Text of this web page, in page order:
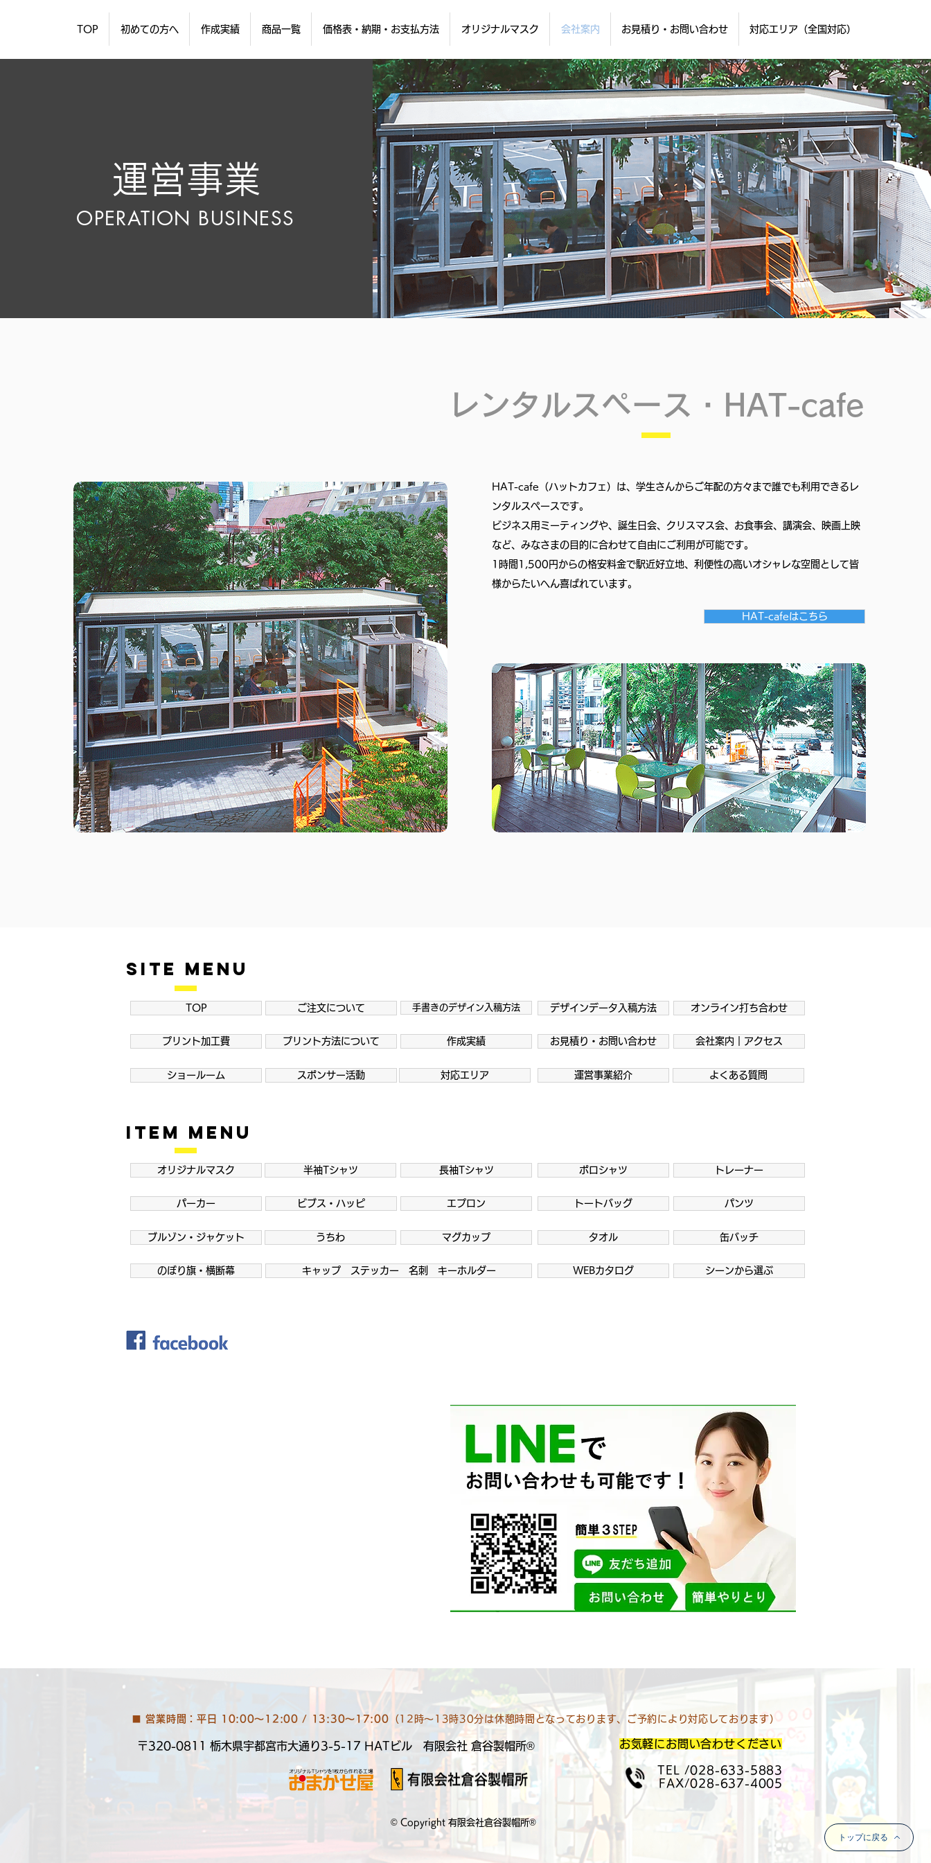
TOP 初めての方へ 作成実績 商品一覧 価格表・納期・お支払方法 オリジナルマスク 会社案内 お見積り・お問い合わせ 対応エリア（全国対応）
運営事業
OPERATION BUSINESS
レンタルスペース・HAT-cafe
HAT-cafe（ハットカフェ）は、学生さんからご年配の方々まで誰でも利用できるレ
ンタルスペースです。
ビジネス用ミーティングや、誕生日会、クリスマス会、お食事会、講演会、映画上映
など、みなさまの目的に合わせて自由にご利用が可能です。
1時間1,500円からの格安料金で駅近好立地、利便性の高いオシャレな空間として皆
様からたいへん喜ばれています。
HAT-cafeはこちら
トップに戻る
SITE MENU
TOP ご注文について 手書きのデザイン入稿方法 デザインデータ入稿方法 オンライン打ち合わせ
プリント加工費 プリント方法について 作成実績 お見積り・お問い合わせ 会社案内｜アクセス
ショールーム スポンサー活動 対応エリア 運営事業紹介 よくある質問
ITEM MENU
オリジナルマスク 半袖Tシャツ 長袖Tシャツ ポロシャツ トレーナー
パーカー ビブス・ハッピ エプロン トートバッグ パンツ
ブルゾン・ジャケット うちわ マグカップ タオル 缶バッチ
のぼり旗・横断幕 キャップ ステッカー 名刺 キーホルダー WEBカタログ シーンから選ぶ
■ 営業時間：平日 10:00～12:00 / 13:30～17:00 （12時～13時30分は休憩時間となっております、ご予約により対応しております）
〒320-0811 栃木県宇都宮市大通り3-5-17 HATビル​ 有限会社 倉谷製帽所® お気軽にお問い合わせください
TEL /028-633-5883
FAX/028-637-4005
© Copyright 有限会社倉谷製帽所®